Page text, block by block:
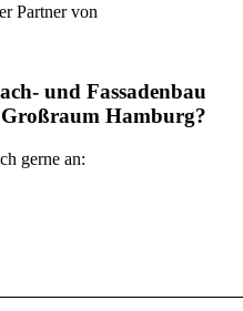
Partner von
und Fassadenbau
Hamburg?
gerne an: